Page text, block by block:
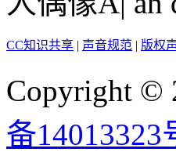
CC知识共享 | 声音规范 | 版权
Copyright ©
备14013323